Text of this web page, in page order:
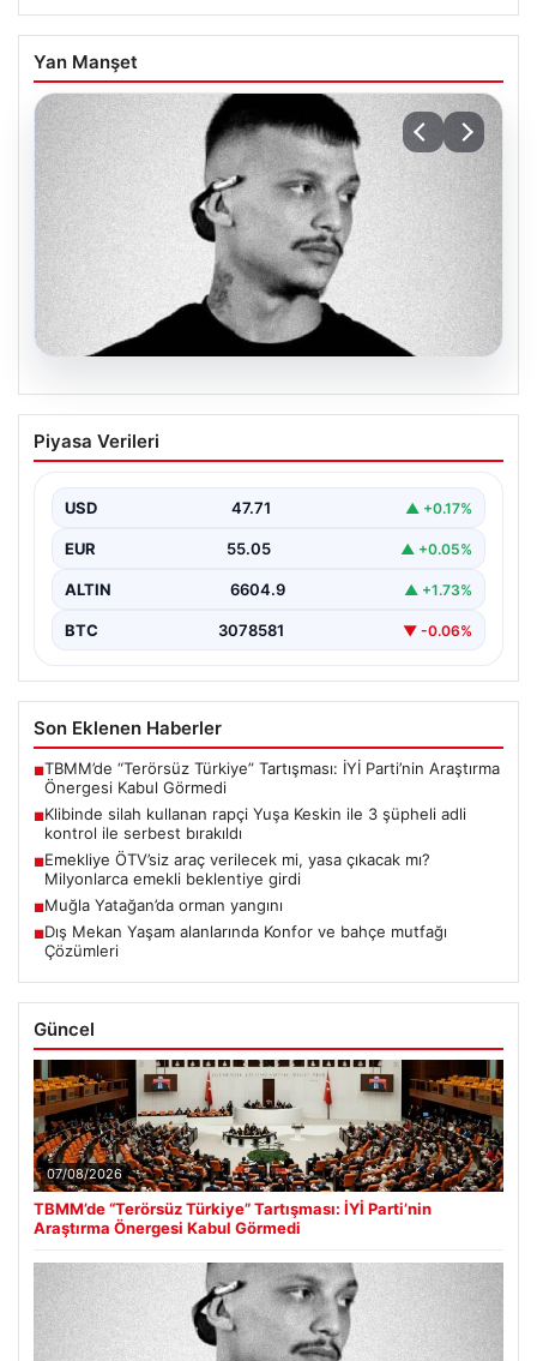
Yan Manşet
06.08.2026
Klibinde silah kullanan rapçi Yuşa
Keskin ile 3 şüpheli adli kontrol ile
Piyasa Verileri
USD 47.71 ▲ +0.17%
EUR 55.05 ▲ +0.05%
ALTIN 6604.9 ▲ +1.73%
BTC 3078581 ▼ -0.06%
Son Eklenen Haberler
■TBMM’de “Terörsüz Türkiye” Tartışması: İYİ Parti’nin Araştırma
Önergesi Kabul Görmedi
■Klibinde silah kullanan rapçi Yuşa Keskin ile 3 şüpheli adli
kontrol ile serbest bırakıldı
■Emekliye ÖTV’siz araç verilecek mi, yasa çıkacak mı?
Milyonlarca emekli beklentiye girdi
■Muğla Yatağan’da orman yangını
■Dış Mekan Yaşam alanlarında Konfor ve bahçe mutfağı
Çözümleri
Güncel
07/08/2026
TBMM’de “Terörsüz Türkiye” Tartışması: İYİ Parti’nin
Araştırma Önergesi Kabul Görmedi